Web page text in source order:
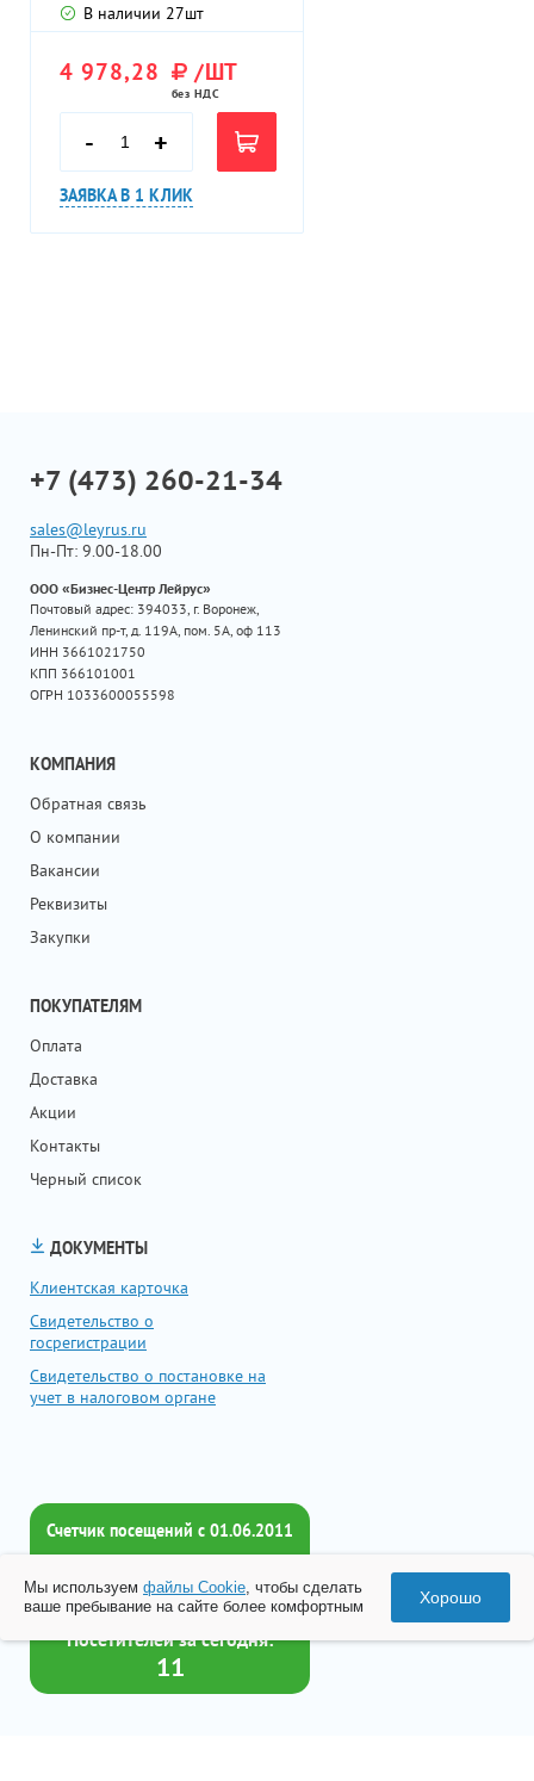
В наличии 27шт
4 978,28 /ШТ
без НДС
- +
ЗАЯВКА В 1 КЛИК
+7 (473) 260-21-34
sales@leyrus.ru
Пн-Пт: 9.00-18.00
ООО «Бизнес-Центр Лейрус»
Почтовый адрес: 394033, г. Воронеж,
Ленинский пр-т, д. 119А, пом. 5А, оф 113
ИНН 3661021750
КПП 366101001
ОГРН 1033600055598
КОМПАНИЯ
Обратная связь
О компании
Вакансии
Реквизиты
Закупки
ПОКУПАТЕЛЯМ
Оплата
Доставка
Акции
Контакты
Черный список
ДОКУМЕНТЫ
Клиентская карточка
Свидетельство о
госрегистрации
Свидетельство о постановке на
учет в налоговом органе
Счетчик посещений c 01.06.2011
Всего посетителей:
2016937
Посетителей за сегодня:
11
Мы используем файлы Cookie, чтобы сделать
ваше пребывание на сайте более комфортным
Хорошо